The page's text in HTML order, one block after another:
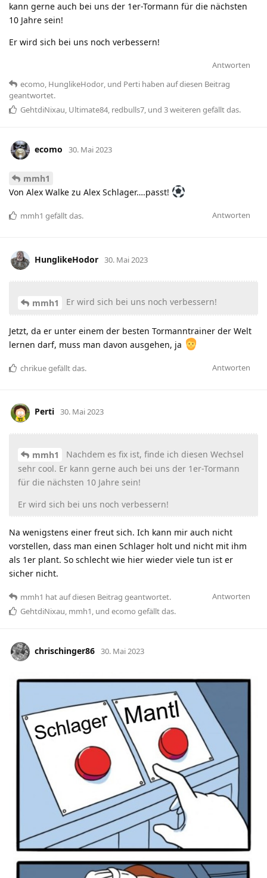
kann gerne auch bei uns der 1er-Tormann für die nächsten
10 Jahre sein!
Er wird sich bei uns noch verbessern!
Antworten
ecomo, HunglikeHodor, und Perti haben auf diesen Beitrag
geantwortet.
GehtdiNixau, Ultimate84, redbulls7, und 3weiteren gefällt das.
ecomo 30. Mai 2023
mmh1
Von Alex Walke zu Alex Schlager….passt!
Antworten
mmh1 gefällt das.
HunglikeHodor 30. Mai 2023
mmh1 Er wird sich bei uns noch verbessern!
Jetzt, da er unter einem der besten Tormanntrainer der Welt
lernen darf, muss man davon ausgehen, ja
Antworten
chrikuegefällt das.
Perti 30. Mai 2023
mmh1
Nachdem es fix ist, finde ich diesen Wechsel
sehr cool. Er kann gerne auch bei uns der 1er-Tormann
für die nächsten 10 Jahre sein!
Er wird sich bei uns noch verbessern!
Na wenigstens einer freut sich. Ich kann mir auch nicht
vorstellen, dass man einen Schlager holt und nicht mit ihm
als 1er plant. So schlecht wie hier wieder viele tun ist er
sicher nicht.
Antworten
mmh1 hatauf diesen Beitrag geantwortet.
GehtdiNixau, mmh1, und ecomo gefällt das.
chrischinger86 30. Mai 2023